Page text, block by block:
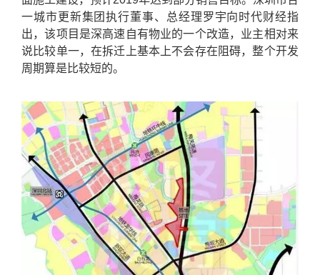
一城市更新集团执行董事、总经理罗宇向时代财经指
出，该项目是深高速自有物业的一个改造，业主相对来
说比较单一，在拆迁上基本上不会存在阻碍，整个开发
周期算是比较短的。